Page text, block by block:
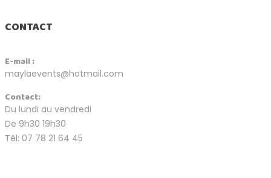
CONTACT
E-mail :
maylaevents@hotmail.com
Contact:
Du lundi au vendredi
De 9h30 19h30
Tél: 07 78 21 64 45